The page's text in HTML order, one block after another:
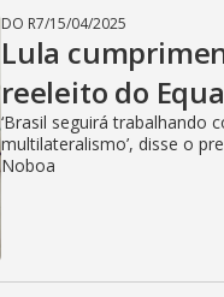
DO R7/15/04/2025
Lula
reeleito do
‘Brasil seguirá trabalhando
multilateralismo’, disse o
Noboa